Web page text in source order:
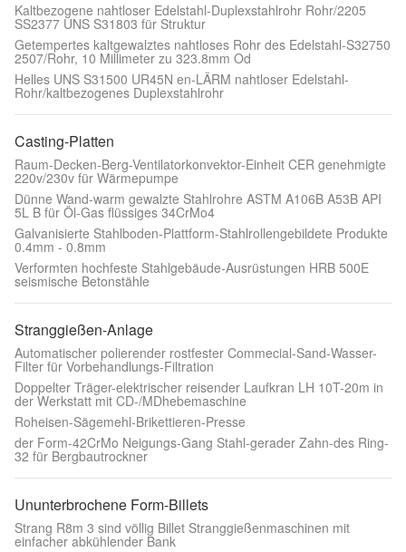
Kaltbezogene nahtloser Edelstahl-Duplexstahlrohr Rohr/2205
SS2377 UNS S31803 für Struktur
Getempertes kaltgewalztes nahtloses Rohr des Edelstahl-S32750
2507/Rohr, 10 Millimeter zu 323.8mm Od
Helles UNS S31500 UR45N en-LÄRM nahtloser Edelstahl-
Rohr/kaltbezogenes Duplexstahlrohr
Casting-Platten
Raum-Decken-Berg-Ventilatorkonvektor-Einheit CER genehmigte
220v/230v für Wärmepumpe
Dünne Wand-warm gewalzte Stahlrohre ASTM A106B A53B API
5L B für Öl-Gas flüssiges 34CrMo4
Galvanisierte Stahlboden-Plattform-Stahlrollengebildete Produkte
0.4mm - 0.8mm
Verformten hochfeste Stahlgebäude-Ausrüstungen HRB 500E
seismische Betonstähle
Stranggießen-Anlage
Automatischer polierender rostfester Commecial-Sand-Wasser-
Filter für Vorbehandlungs-Filtration
Doppelter Träger-elektrischer reisender Laufkran LH 10T-20m in
der Werkstatt mit CD-/MDhebemaschine
Roheisen-Sägemehl-Brikettieren-Presse
der Form-42CrMo Neigungs-Gang Stahl-gerader Zahn-des Ring-
32 für Bergbautrockner
Ununterbrochene Form-Billets
Strang R8m 3 sind völlig Billet Stranggießenmaschinen mit
einfacher abkühlender Bank